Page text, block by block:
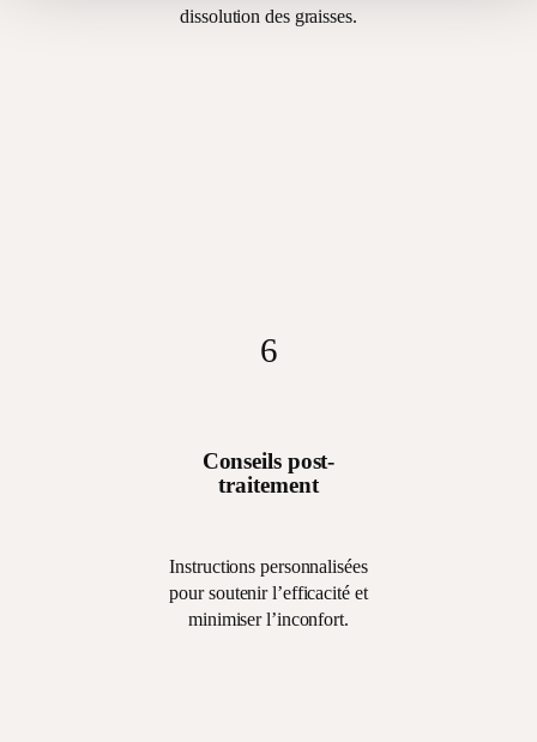
dissolution des graisses.
6
Conseils post-
traitement
Instructions personnalisées
pour soutenir l’efficacité et
minimiser l’inconfort.